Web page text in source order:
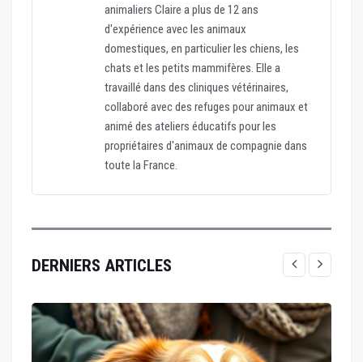
animaliers Claire a plus de 12 ans
d'expérience avec les animaux
domestiques, en particulier les chiens, les
chats et les petits mammifères. Elle a
travaillé dans des cliniques vétérinaires,
collaboré avec des refuges pour animaux et
animé des ateliers éducatifs pour les
propriétaires d'animaux de compagnie dans
toute la France.
DERNIERS ARTICLES